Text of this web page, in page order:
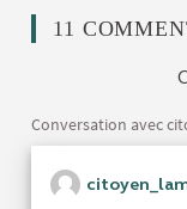
11
Conversation avec